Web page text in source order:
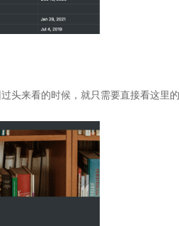
来看的时候，就只需要直接看这里的